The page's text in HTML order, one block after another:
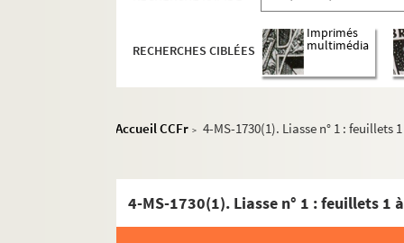
RECHERCHES CIBLÉES
Imprimés
multimédia
Accueil CCFr > 4-MS-1730(1). Liasse n° 1 : feuillets
4-MS-1730(1). Liasse n° 1 : feuillets 1